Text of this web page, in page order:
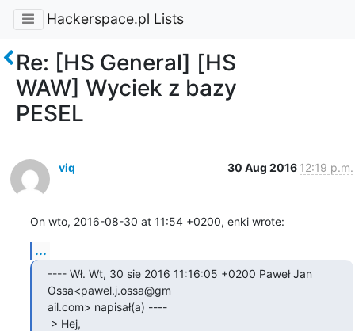
Hackerspace.pl Lists
Re: [HS General] [HS
WAW] Wyciek z bazy
PESEL
viq 30 Aug 2016 12:19 p.m.
On wto, 2016-08-30 at 11:54 +0200, enki wrote:
...
---- Wł. Wt, 30 sie 2016 11:16:05 +0200 Paweł Jan
Ossa<pawel.j.ossa@gm
ail.com> napisał(a) ----
> Hej,